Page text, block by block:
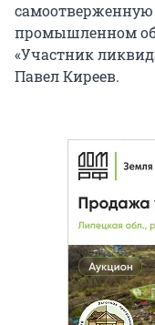
промышленном
«Участник
Павел Киреев.